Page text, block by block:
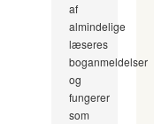
af
almindelige
læseres
boganmeldelser
og
fungerer
som